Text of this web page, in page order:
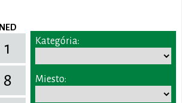
NED
1
8
Kategória:
Miesto: